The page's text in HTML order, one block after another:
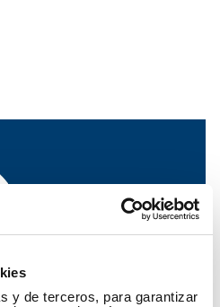
y de terceros, para garantizar